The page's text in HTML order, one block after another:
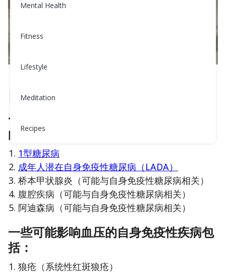
Mental Health
Fitness
Lifestyle
Meditation
Recipes
自身免疫性疾病
一些影响葡萄糖代谢并可能导致糖尿病
的自身免疫性疾病包括：
1型糖尿病
成年人潜在自身免疫性糖尿病（LADA）
桥本甲状腺炎（可能与自身免疫性糖尿病相关）
腹腔疾病（可能与自身免疫性糖尿病相关）
阿迪森病（可能与自身免疫性糖尿病相关）
一些可能影响血压的自身免疫性疾病包
括：
狼疮（系统性红斑狼疮）